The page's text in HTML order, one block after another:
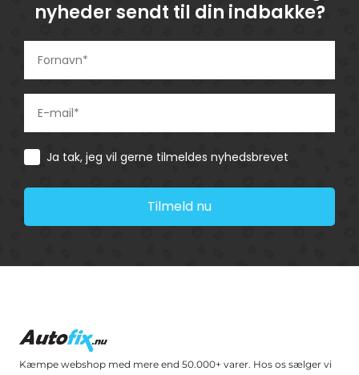
nyheder sendt til din indbakke?
Consent
Ja tak, jeg vil gerne tilmeldes nyhedsbrevet
Tilmeld nu
Kæmpe webshop med mere end 50.000+ varer. Hos os sælger vi